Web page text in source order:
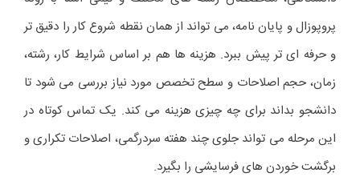
پروپوزال و پایان نامه، می تواند از همان نقطه شروع کار را دقیق تر
و حرفه ای تر پیش ببرد. هزینه ها هم بر اساس شرایط کار، رشته،
زمان، حجم اصلاحات و سطح تخصص مورد نیاز بررسی می شود تا
دانشجو بداند برای چه چیزی هزینه می کند. یک تماس کوتاه در
این مرحله می تواند جلوی چند هفته سردرگمی، اصلاحات تکراری و
برگشت خوردن های فرسایشی را بگیرد.